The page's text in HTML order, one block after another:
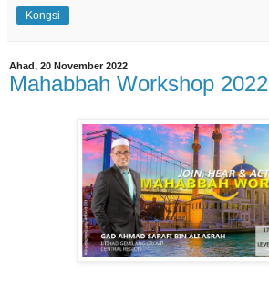
Kongsi
Ahad, 20 November 2022
Mahabbah Workshop 2022